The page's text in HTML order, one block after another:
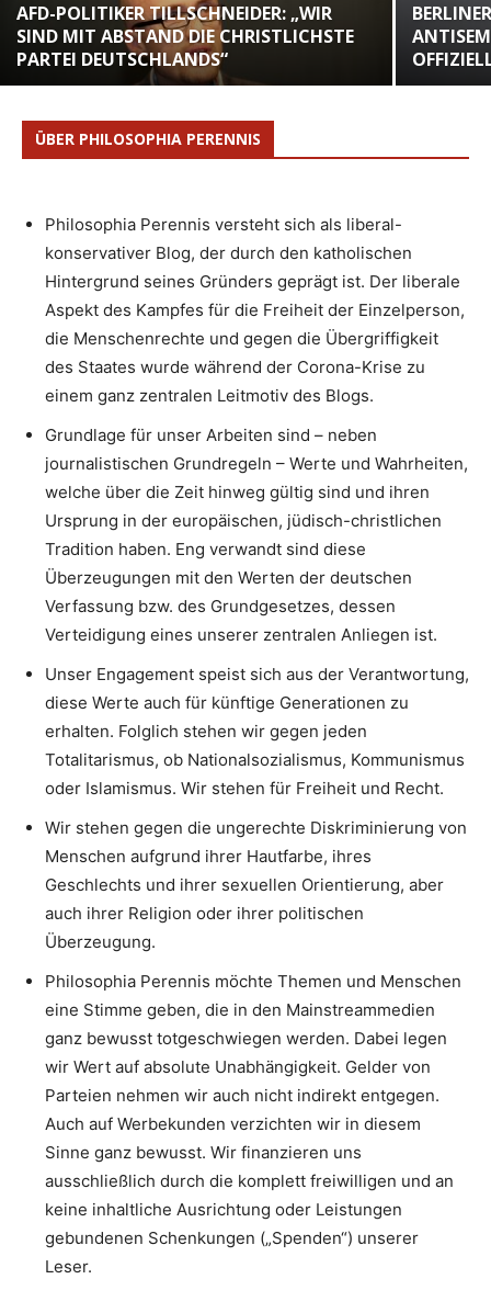
AFD-POLITIKER TILLSCHNEIDER: „WIR
SIND MIT ABSTAND DIE CHRISTLICHSTE
PARTEI DEUTSCHLANDS“
ÜBER PHILOSOPHIA PERENNIS
Philosophia Perennis versteht sich als liberal-
konservativer Blog, der durch den katholischen
Hintergrund seines Gründers geprägt ist. Der liberale
Aspekt des Kampfes für die Freiheit der Einzelperson,
die Menschenrechte und gegen die Übergriffigkeit
des Staates wurde während der Corona-Krise zu
einem ganz zentralen Leitmotiv des Blogs.
Grundlage für unser Arbeiten sind – neben
journalistischen Grundregeln – Werte und Wahrheiten,
welche über die Zeit hinweg gültig sind und ihren
Ursprung in der europäischen, jüdisch-christlichen
Tradition haben. Eng verwandt sind diese
Überzeugungen mit den Werten der deutschen
Verfassung bzw. des Grundgesetzes, dessen
Verteidigung eines unserer zentralen Anliegen ist.
Unser Engagement speist sich aus der Verantwortung,
diese Werte auch für künftige Generationen zu
erhalten. Folglich stehen wir gegen jeden
Totalitarismus, ob Nationalsozialismus, Kommunismus
oder Islamismus. Wir stehen für Freiheit und Recht.
Wir stehen gegen die ungerechte Diskriminierung von
Menschen aufgrund ihrer Hautfarbe, ihres
Geschlechts und ihrer sexuellen Orientierung, aber
auch ihrer Religion oder ihrer politischen
Überzeugung.
Philosophia Perennis möchte Themen und Menschen
eine Stimme geben, die in den Mainstreammedien
ganz bewusst totgeschwiegen werden. Dabei legen
wir Wert auf absolute Unabhängigkeit. Gelder von
Parteien nehmen wir auch nicht indirekt entgegen.
Auch auf Werbekunden verzichten wir in diesem
Sinne ganz bewusst. Wir finanzieren uns
ausschließlich durch die komplett freiwilligen und an
keine inhaltliche Ausrichtung oder Leistungen
gebundenen Schenkungen („Spenden“) unserer
Leser.